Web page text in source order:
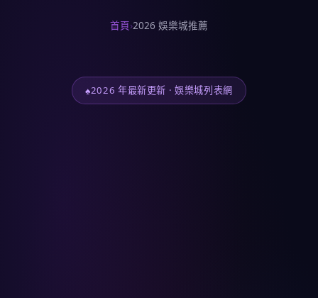
首頁›2026 娛樂城推薦
2026 年最新更新 · 娛樂城列表網